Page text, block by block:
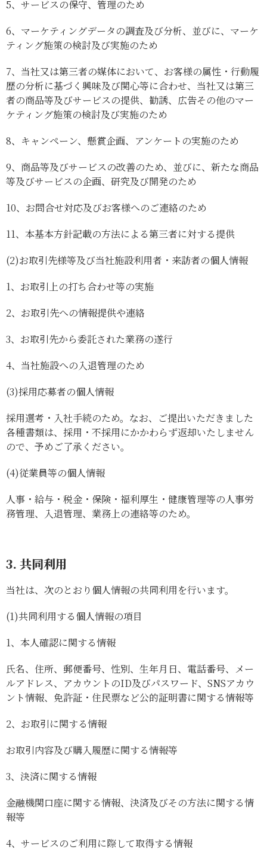
5、 サービスの保守、管理のため
6、 マーケティングデータの調査及び分析、並びに、マーケ
ティング施策の検討及び実施のため
7、 当社又は第三者の媒体において、お客様の属性・行動履
歴の分析に基づく興味及び関心等に合わせ、当社又は第三
者の商品等及びサービスの提供、勧誘、広告その他のマー
ケティング施策の検討及び実施のため
8、 キャンペーン、懸賞企画、アンケートの実施のため
9、 商品等及びサービスの改善のため、並びに、新たな商品
等及びサービスの企画、研究及び開発のため
10、 お問合せ対応及びお客様へのご連絡のため
11、 本基本方針記載の方法による第三者に対する提供
(2)お取引先様等及び当社施設利用者・来訪者の個人情報
1、 お取引上の打ち合わせ等の実施
2、 お取引先への情報提供や連絡
3、 お取引先から委託された業務の遂行
4、 当社施設への入退管理のため
(3)採用応募者の個人情報
採用選考・入社手続のため。なお、ご提出いただきました
各種書類は、採用・不採用にかかわらず返却いたしません
ので、予めご了承ください。
(4)従業員等の個人情報
人事・給与・税金・保険・福利厚生・健康管理等の人事労
務管理、入退管理、業務上の連絡等のため。
3. 共同利用
当社は、次のとおり個人情報の共同利用を行います。
(1)共同利用する個人情報の項目
1、 本人確認に関する情報
氏名、住所、郵便番号、性別、生年月日、電話番号、メー
ルアドレス、アカウントのID及びパスワード、SNSアカウ
ント情報、免許証・住民票など公的証明書に関する情報等
2、 お取引に関する情報
お取引内容及び購入履歴に関する情報等
3、 決済に関する情報
金融機関口座に関する情報、決済及びその方法に関する情
報等
4、 サービスのご利用に際して取得する情報